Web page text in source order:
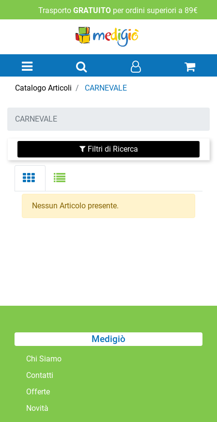
Trasporto GRATUITO per ordini superiori a 89€
Open menu
Catalogo Articoli CARNEVALE
CARNEVALE
Filtri di Ricerca
Nessun Articolo presente.
Medigiò
Chi Siamo
Contatti
Offerte
Novità